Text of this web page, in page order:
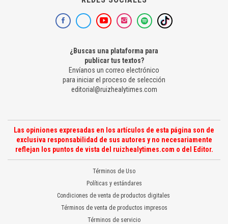
¿Buscas una plataforma para
publicar tus textos?
Envíanos un correo electrónico
para iniciar el proceso de selección
editorial@ruizhealytimes.com
Las opiniones expresadas en los artículos de esta página son de
exclusiva responsabilidad de sus autores y no necesariamente
reflejan los puntos de vista del ruizhealytimes.com o del Editor.
Términos de Uso
Políticas y estándares
Condiciones de venta de productos digitales
Términos de venta de productos impresos
Términos de servicio